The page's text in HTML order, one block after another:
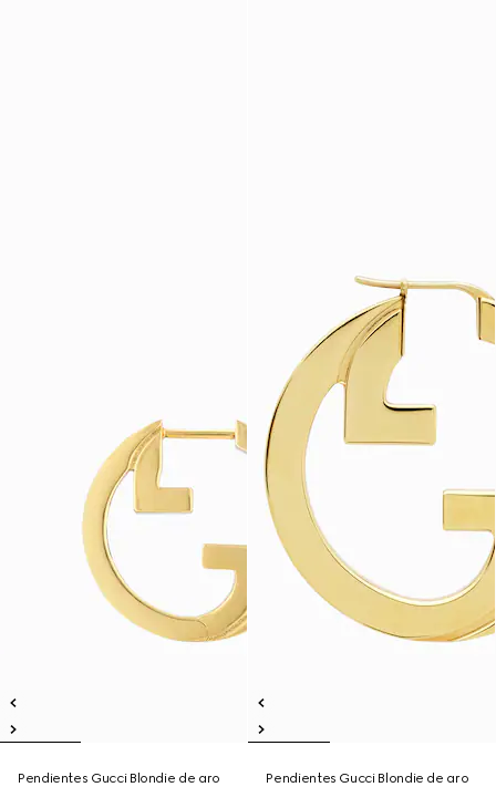
Pendientes Gucci Blondie de aro
Pendientes Gucci Blondie de aro